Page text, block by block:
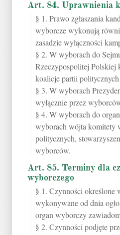
Art. 84. Uprawnienia
§ 1. Prawo zgłaszania
wyborcze wykonują
zasadzie wyłączności
§ 2. W wyborach do
Rzeczypospolitej Polskiej
koalicje partii
§ 3. W wyborach
wyłącznie przez
§ 4. W wyborach do
wyborach wójta komitety
politycznych,
wyborców.
Art. 85. Terminy dla
wyborczego
§ 1. Czynności określone
wykonywane od dnia
organ wyborczy
§ 2. Czynności podjęte